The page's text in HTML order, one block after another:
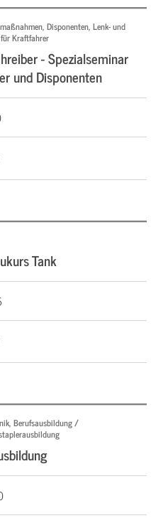
Disponenten, Lenk- und
Kraftfahrer
- Spezialseminar
und Disponenten
Tank
Berufsausbildung /